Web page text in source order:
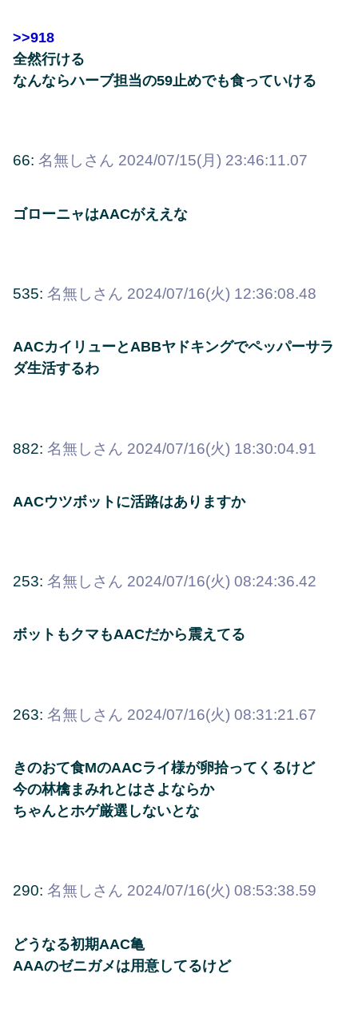
>>918
全然行ける
なんならハーブ担当の59止めでも食っていける
66: 名無しさん 2024/07/15(月) 23:46:11.07
ゴローニャはAACがええな
535: 名無しさん 2024/07/16(火) 12:36:08.48
AACカイリューとABBヤドキングでペッパーサラ
ダ生活するわ
882: 名無しさん 2024/07/16(火) 18:30:04.91
AACウツボットに活路はありますか
253: 名無しさん 2024/07/16(火) 08:24:36.42
ボットもクマもAACだから震えてる
263: 名無しさん 2024/07/16(火) 08:31:21.67
きのおて食MのAACライ様が卵拾ってくるけど
今の林檎まみれとはさよならか
ちゃんとホゲ厳選しないとな
290: 名無しさん 2024/07/16(火) 08:53:38.59
どうなる初期AAC亀
AAAのゼニガメは用意してるけど